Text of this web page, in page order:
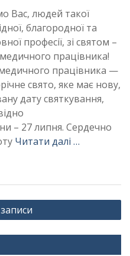
Вас, людей такої
благородної та
професії, зі святом –
працівника!
працівника —
свято, яке має нову,
дату святкування,
– 27 липня. Сердечно
Читати далі …